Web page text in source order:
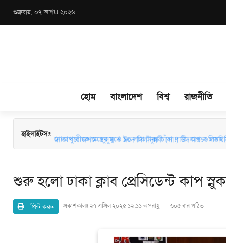
শুক্রবার, ০৭ আগU ২০২৬
হোম বাংলাদেশ বিশ্ব রাজনীতি
হাইলাইটসঃ
নোয়াখালীতে অস্ত্রের মুখে ১০ লাখ টাকা চাঁদা দাবি: অস্ত্র-গুলিসহ
মাধবপুরে জশনে জুলুস ও ঈদে মিলাদুন্নবী (সা.) উদযাপনে
শুরু হলো ঢাকা ক্লাব প্রেসিডেন্ট কাপ
প্রিন্ট করুন প্রকাশকালঃ ২৭ এপ্রিল ২০২৫ ১২:১১ অপরাহ্ণ | ৬০৫ বার পঠিত